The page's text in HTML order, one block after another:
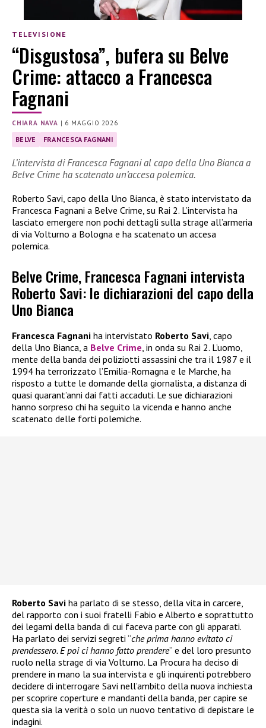
TELEVISIONE
“Disgustosa”, bufera su Belve
Crime: attacco a Francesca
Fagnani
CHIARA NAVA | 6 MAGGIO 2026
BELVE FRANCESCA FAGNANI
L’intervista di Francesca Fagnani al capo della Uno Bianca a
Belve Crime ha scatenato un’accesa polemica.
Roberto Savi, capo della Uno Bianca, è stato intervistato da
Francesca Fagnani a Belve Crime, su Rai 2. L’intervista ha
lasciato emergere non pochi dettagli sulla strage all’armeria
di via Volturno a Bologna e ha scatenato un accesa
polemica.
Belve Crime, Francesca Fagnani intervista
Roberto Savi: le dichiarazioni del capo della
Uno Bianca
Francesca Fagnani ha intervistato Roberto Savi , capo
della Uno Bianca, a Belve Crime , in onda su Rai 2. L’uomo,
mente della banda dei poliziotti assassini che tra il 1987 e il
1994 ha terrorizzato l’Emilia-Romagna e le Marche, ha
risposto a tutte le domande della giornalista, a distanza di
quasi quarant’anni dai fatti accaduti. Le sue dichiarazioni
hanno sorpreso chi ha seguito la vicenda e hanno anche
scatenato delle forti polemiche.
Roberto Savi ha parlato di se stesso, della vita in carcere,
del rapporto con i suoi fratelli Fabio e Alberto e soprattutto
dei legami della banda di cui faceva parte con gli apparati.
Ha parlato dei servizi segreti “che prima hanno evitato ci
prendessero. E poi ci hanno fatto prendere” e del loro presunto
ruolo nella strage di via Volturno. La Procura ha deciso di
prendere in mano la sua intervista e gli inquirenti potrebbero
decidere di interrogare Savi nell’ambito della nuova inchiesta
per scoprire coperture e mandanti della banda, per capire se
questa sia la verità o solo un nuovo tentativo di depistare le
indagini.